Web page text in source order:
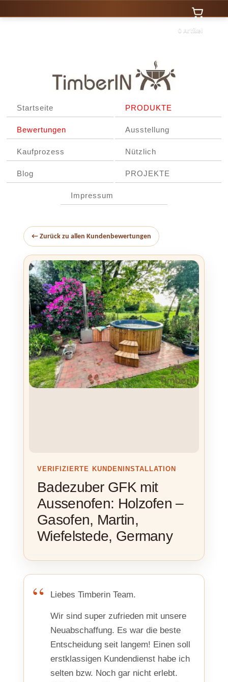
0 Artikel
Startseite PRODUKTE
Bewertungen Ausstellung
Kaufprozess Nützlich
Blog PROJEKTE
Impressum
← Zurück zu allen Kundenbewertungen
VERIFIZIERTE KUNDENINSTALLATION
Badezuber GFK mit
Aussenofen: Holzofen –
Gasofen, Martin,
Wiefelstede, Germany
Liebes Timberin Team.
Wir sind super zufrieden mit unsere
Neuabschaffung. Es war die beste
Entscheidung seit langem! Einen soll
erstklassigen Kundendienst habe ich
selten bzw. Noch gar nicht erlebt.